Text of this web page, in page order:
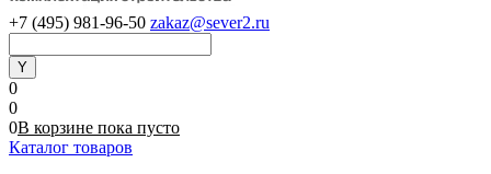
+7 (495) 981-96-50 zakaz@sever2.ru
0
0
0В корзине пока пусто
Каталог товаров